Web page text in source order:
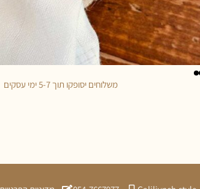
משלוחים יסופקו תוך 5-7 ימי עסקים